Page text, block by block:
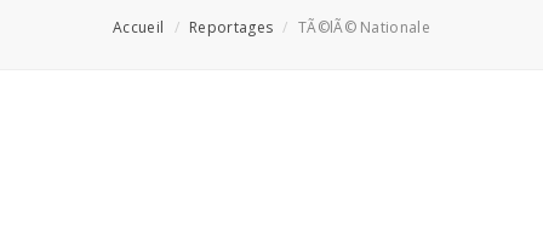
Accueil Reportages TÃ©lÃ© Nationale